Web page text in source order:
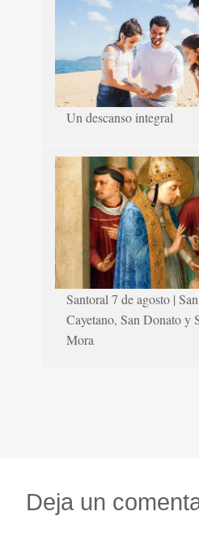
Un descanso integral
Santoral 7 de agosto |
Cayetano, San Donato y
Mora
Deja un